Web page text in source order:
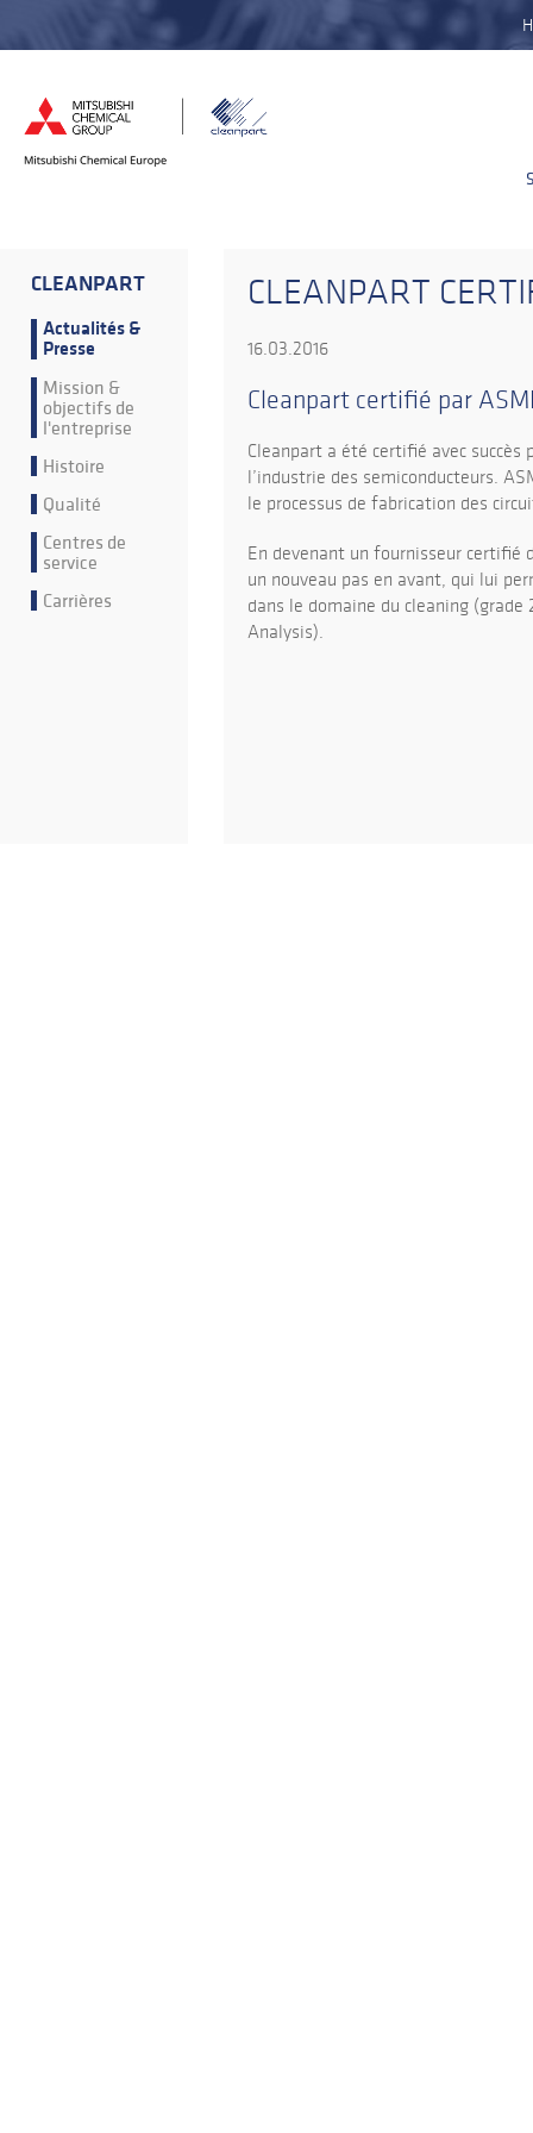
CLEANPART
Actualités &
Presse
Mission &
objectifs de
l'entreprise
Histoire
Qualité
Centres de
service
Carrières
CLEANPART
16.03.2016
Cleanpart certifié par
Cleanpart a été certifié avec
l’industrie des semiconducteurs.
le processus de fabrication des
En devenant un fournisseur certifié
un nouveau pas en avant, qui lui
dans le domaine du cleaning (grade
Analysis).